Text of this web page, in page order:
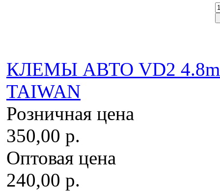
КЛЕМЫ АВТО VD2
TAIWAN
Розничная цена
350,00 р.
Оптовая цена
240,00 р.